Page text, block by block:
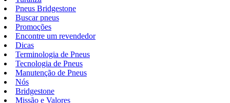
Pneus Bridgestone
Buscar pneus
Promoções
Encontre um revendedor
Dicas
Terminologia de Pneus
Tecnologia de Pneus
Manutenção de Pneus
Nós
Bridgestone
Missão e Valores